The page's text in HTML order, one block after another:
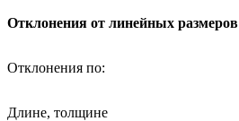
Отклонения от линейных размеров
Отклонения по:
Длине, толщине